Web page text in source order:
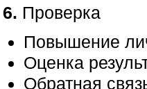
6. Проверка
Повышение
Оценка
Обратная